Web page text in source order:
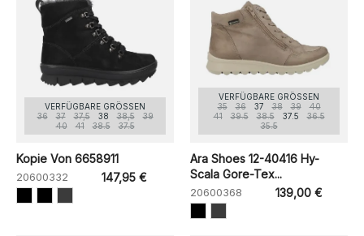
VERFÜGBARE GRÖSSEN
36
37 37,5 38 38,5
39
40
41 38.5 37.5
Kopie Von 6658911
20600332 147,95 €
VERFÜGBARE GRÖSSEN
35
36 37 38 39
40
41
39.5 38.5 37.5
36.5
35.5
Ara Shoes 12-40416 Hy-
Scala Gore-Tex...
20600368 139,00 €